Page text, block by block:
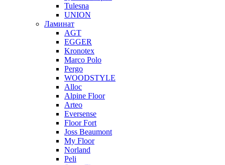
Tulesna
UNION
Ламинат
AGT
EGGER
Kronotex
Marco Polo
Pergo
WOODSTYLE
Alloc
Alpine Floor
Arteo
Eversense
Floor Fort
Joss Beaumont
My Floor
Norland
Peli